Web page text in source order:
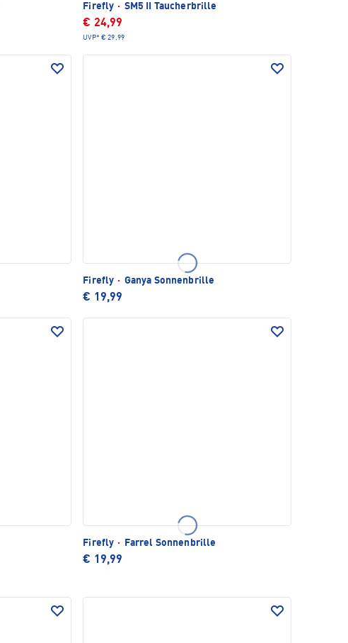
Firefly · SM5 II Taucherbrille
€ 24,99
UVP* € 29,99
Firefly · Ganya Sonnenbrille
€ 19,99
Firefly · Farrel Sonnenbrille
€ 19,99